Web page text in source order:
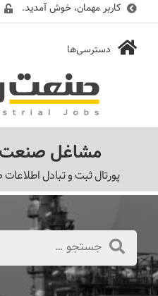
کاربر مهمان، خوش آمدید.
مشاغل صنعت
پورتال ثبت و تبادل